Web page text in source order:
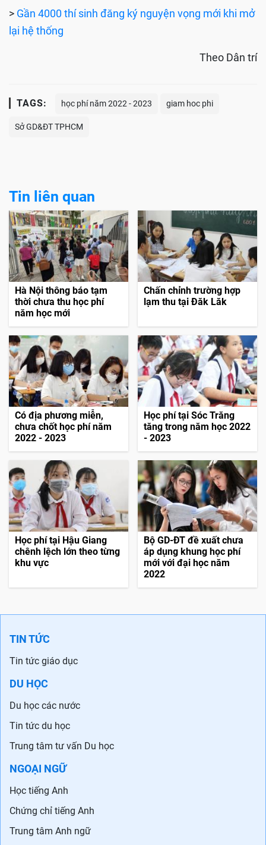
> Gần 4000 thí sinh đăng ký nguyện vọng mới khi mở
lại hệ thống
Theo Dân trí
TAGS: học phí năm 2022 - 2023 giam hoc phi
Sở GD&ĐT TPHCM
Tin liên quan
Hà Nội thông báo tạm
thời chưa thu học phí
năm học mới
Chấn chỉnh trường hợp
lạm thu tại Đăk Lăk
Có địa phương miễn,
chưa chốt học phí năm
2022 - 2023
Học phí tại Sóc Trăng
tăng trong năm học 2022
- 2023
Học phí tại Hậu Giang
chênh lệch lớn theo từng
khu vực
Bộ GD-ĐT đề xuất chưa
áp dụng khung học phí
mới với đại học năm
2022
TIN TỨC
Tin tức giáo dục
DU HỌC
Du học các nước
Tin tức du học
Trung tâm tư vấn Du học
NGOẠI NGỮ
Học tiếng Anh
Chứng chỉ tiếng Anh
Trung tâm Anh ngữ